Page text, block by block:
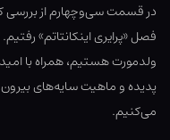
در قسمت سی‌وچهارم از
فصل «پرایری اینکانتاتم»
ولدمورت هستیم، همراه با
پدیده و ماهیت سایه‌های
می‌کنیم.